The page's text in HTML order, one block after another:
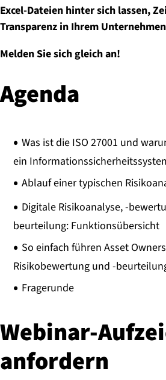
Excel-Dateien hinter sich lassen,
Transparenz in Ihrem
Melden Sie sich gleich an!
Agenda
Was ist die ISO 27001 und
ein
Ablauf einer typischen
Digitale Risikoanalyse, -
beurteilung: Funktionsübersicht
So einfach führen Asset
Risikobewertung und -
Fragerunde
Webinar-
anfordern